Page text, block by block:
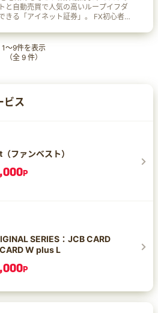
と自動売買で人気の高いループイフダ
る「アイネット証券」。 FX初心者も
ャート分析をサポート！ 5年間のお
益平均 91万円の利益！ ※2018年4月1日
3月31日にループイフダン口座で運用中
1～9件を表示
（全 9件）
ビス
ファンベスト）
P
SERIES：JCB CARD
W plus L
P